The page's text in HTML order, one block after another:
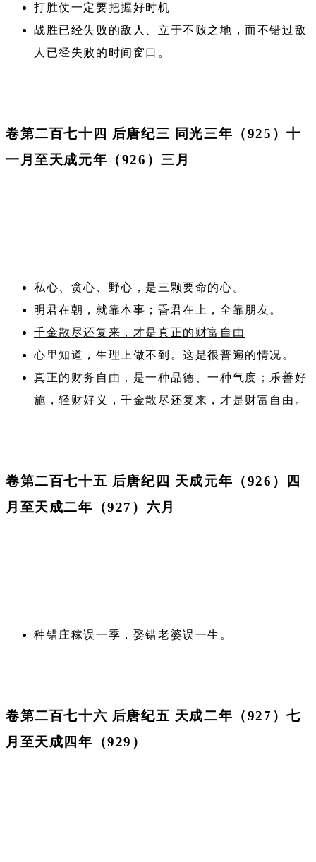
打胜仗一定要把握好时机
战胜已经失败的敌人、立于不败之地，而不错过敌
人已经失败的时间窗口。
卷第二百七十四 后唐纪三 同光三年（925）十
一月至天成元年（926）三月
私心、贪心、野心，是三颗要命的心。
明君在朝，就靠本事；昏君在上，全靠朋友。
千金散尽还复来，才是真正的财富自由
心里知道，生理上做不到。这是很普遍的情况。
真正的财务自由，是一种品德、一种气度；乐善好
施，轻财好义，千金散尽还复来，才是财富自由。
卷第二百七十五 后唐纪四 天成元年（926）四
月至天成二年（927）六月
种错庄稼误一季，娶错老婆误一生。
卷第二百七十六 后唐纪五 天成二年（927）七
月至天成四年（929）